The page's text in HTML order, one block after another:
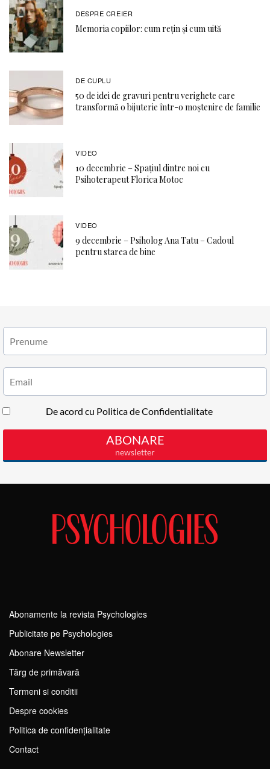
DESPRE CREIER
Memoria copiilor: cum rețin și cum uită
DE CUPLU
50 de idei de gravuri pentru verighete care
transformă o bijuterie într-o moștenire de familie
VIDEO
10 decembrie – Spațiul dintre noi cu
Psihoterapeut Florica Motoc
VIDEO
9 decembrie – Psiholog Ana Tatu – Cadoul
pentru starea de bine
Abonamente la revista Psychologies
Publicitate pe Psychologies
Abonare Newsletter
Tărg de primăvară
Termeni si conditii
Despre cookies
Politica de confidențialitate
Contact